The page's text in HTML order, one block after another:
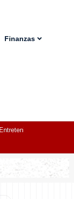
Finanzas
Entretenimiento